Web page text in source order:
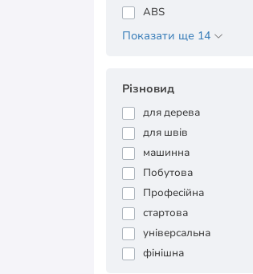
ABS
Показати ще 14
Різновид
для дерева
для швів
машинна
Побутова
Професійна
стартова
універсальна
фінішна